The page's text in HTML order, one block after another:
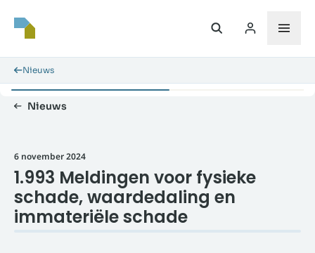
Nieuws
Nieuws
6 november 2024
1.993 Meldingen voor fysieke
schade, waardedaling en
immateriële schade